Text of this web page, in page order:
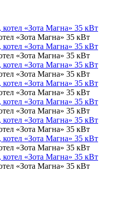
«Зота Магна» 35 кВт
«Зота Магна» 35 кВт
«Зота Магна» 35 кВт
«Зота Магна» 35 кВт
«Зота Магна» 35 кВт
«Зота Магна» 35 кВт
«Зота Магна» 35 кВт
«Зота Магна» 35 кВт